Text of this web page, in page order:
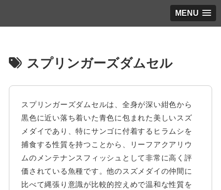
MENU
スプリンガーズダムセル
スプリンガーズダムセルは、全身が深い紺色から
黒色に近い落ち着いた青色に包まれた美しいスズ
メダイであり、特にサンゴに付着するヒラムシを
捕食する性質を持つことから、リーフアクアリウ
ムのメンテナンスフィッシュとして非常に高く評
価されている魚種です。他のスズメダイの仲間に
比べて縄張り意識が比較的控えめで温和な性質を